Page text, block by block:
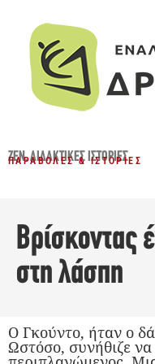
ZEN,ΔΙΔΑΚΤΙΚΈΣ ΙΣΤΟΡΊΕΣ
ΠΑΡΑΒΟΛΈΣ & ΙΣΤΟΡΊΕΣ
Βρίσκοντας
στη λάσπη
Ο Γκούντο, ήταν ο
Ωστόσο, συνήθιζε να